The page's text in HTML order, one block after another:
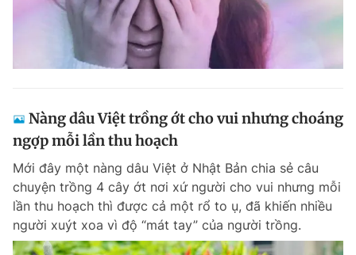
Quảng cáo RSS Tòa soạn Chính sách bảo
Tổng biên tập: Nguyễn Ngọc Toàn
Tổng thư ký tòa soạn: Đức Trung
Giấy phép xuất bản số 110/GP - BTTTT cấp ngày 24.3.2020
© 2003-2026 Bản quyền thuộc về Báo Thanh Niên. Cấm sao chép
dưới mọi hình thức nếu không có sự chấp thuận bằng văn bản.
Phát triển bởi ePi Technologies, JSC.
Nàng dâu Việt trồng ớt cho vui nhưng choáng
ngợp mỗi lần thu hoạch
Mới đây một nàng dâu Việt ở Nhật Bản chia sẻ câu
chuyện trồng 4 cây ớt nơi xứ người cho vui nhưng mỗi
lần thu hoạch thì được cả một rổ to ụ, đã khiến nhiều
người xuýt xoa vì độ “mát tay” của người trồng.